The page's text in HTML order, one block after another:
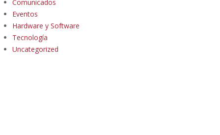
Comunicados
Eventos
Hardware y Software
Tecnología
Uncategorized